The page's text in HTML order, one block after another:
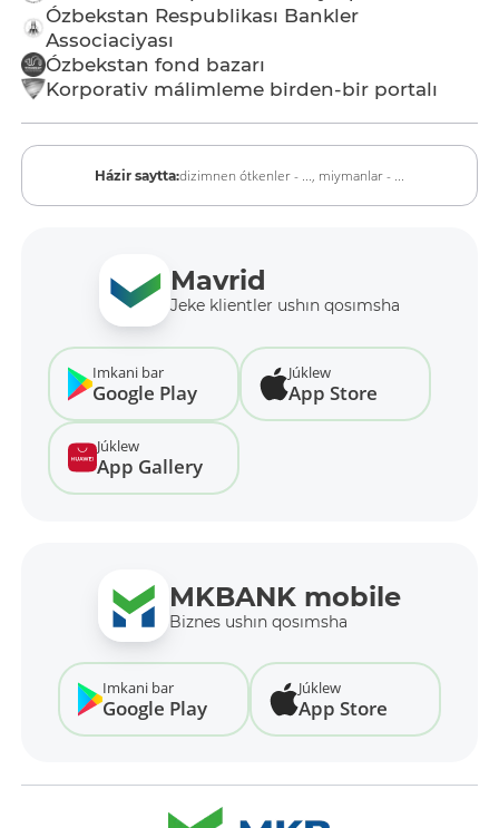
Ózbekstan Respublikası Bankler
Associaciyası
Ózbekstan fond bazarı
Korporativ málimleme birden-bir portalı
Házir saytta:dizimnen ótkenler - ..., miymanlar - ...
Mavrid
Jeke klientler ushın qosımsha
Imkani bar
Google Play
Júklew
App Store
Júklew
App Gallery
MKBANK mobile
Biznes ushın qosımsha
Imkani bar
Google Play
Júklew
App Store